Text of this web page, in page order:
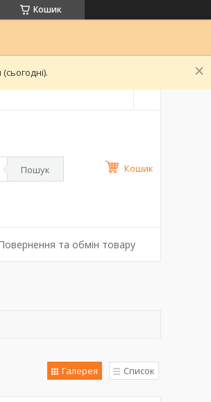
Кошик
Пошук Кошик
та обмін товару
Галерея Список